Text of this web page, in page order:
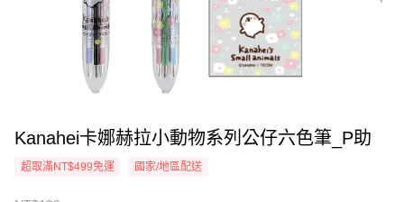
Kanahei卡娜赫拉小動物系列公仔六色筆_P助
超取滿NT$499免運 國家/地區配送